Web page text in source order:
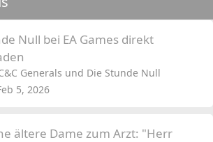
Null bei EA Games direkt
Generals und Die Stunde Null
5, 2026
ältere Dame zum Arzt: "Herr